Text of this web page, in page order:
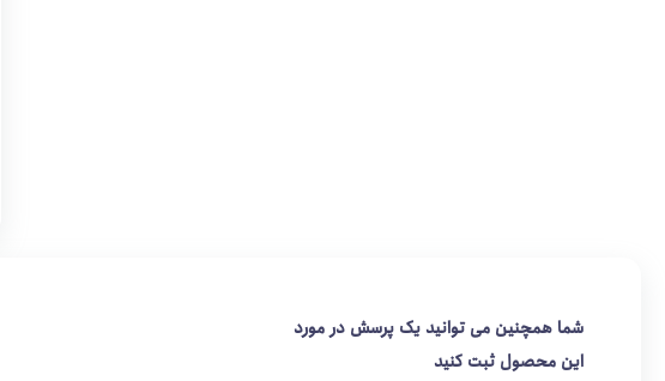
شما همچنین می توانید یک پرسش در مورد
این محصول ثبت کنید